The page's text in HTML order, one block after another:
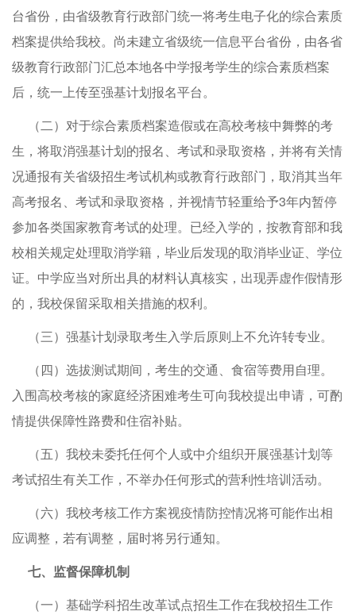
台省份，由省级教育行政部门统一将考生电子化的综合素质
档案提供给我校。尚未建立省级统一信息平台省份，由各省
级教育行政部门汇总本地各中学报考学生的综合素质档案
后，统一上传至强基计划报名平台。
（二）对于综合素质档案造假或在高校考核中舞弊的考
生，将取消强基计划的报名、考试和录取资格，并将有关情
况通报有关省级招生考试机构或教育行政部门，取消其当年
高考报名、考试和录取资格，并视情节轻重给予3年内暂停
参加各类国家教育考试的处理。已经入学的，按教育部和我
校相关规定处理取消学籍，毕业后发现的取消毕业证、学位
证。中学应当对所出具的材料认真核实，出现弄虚作假情形
的，我校保留采取相关措施的权利。
（三）强基计划录取考生入学后原则上不允许转专业。
（四）选拔测试期间，考生的交通、食宿等费用自理。
入围高校考核的家庭经济困难考生可向我校提出申请，可酌
情提供保障性路费和住宿补贴。
（五）我校未委托任何个人或中介组织开展强基计划等
考试招生有关工作，不举办任何形式的营利性培训活动。
（六）我校考核工作方案视疫情防控情况将可能作出相
应调整，若有调整，届时将另行通知。
七、监督保障机制
（一）基础学科招生改革试点招生工作在我校招生工作